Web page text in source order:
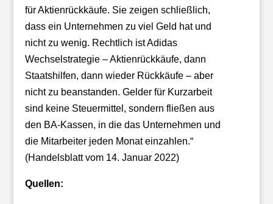
für Aktienrückkäufe. Sie zeigen schließlich,
dass ein Unternehmen zu viel Geld hat und
nicht zu wenig. Rechtlich ist Adidas
Wechselstrategie – Aktienrückkäufe, dann
Staatshilfen, dann wieder Rückkäufe – aber
nicht zu beanstanden. Gelder für Kurzarbeit
sind keine Steuermittel, sondern fließen aus
den BA-Kassen, in die das Unternehmen und
die Mitarbeiter jeden Monat einzahlen.“
(Handelsblatt vom 14. Januar 2022)
Quellen: